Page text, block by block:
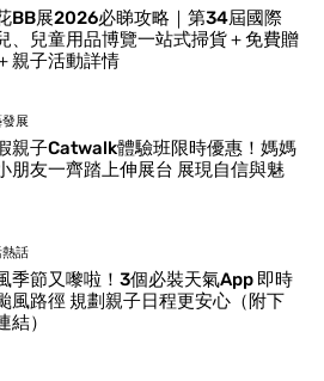
BB展2026必睇攻略｜第34屆國際
、兒童用品博覽一站式掃貨＋免費贈
親子活動詳情
展
親子Catwalk體驗班限時優惠！媽媽
朋友一齊踏上伸展台 展現自信與魅
熱話
季節又嚟啦！3個必裝天氣App 即時
風路徑 規劃親子日程更安心（附下
結）